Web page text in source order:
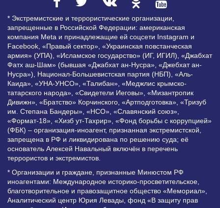
* Экстремистские и террористические организации,
запрещенные в Российской Федерации: американская
компания Meta и принадлежащие ей соцсети Instagram и
Facebook, «Правый сектор», «Украинская повстанческая
армия» (УПА), «Исламское государство» (ИГ, ИГИЛ), «Джабхат
Фатх аш-Шам» (бывшая «Джабхат ан-Нусра», «Джебхат ан-
Нусра»), Национал-Большевистская партия (НБП), «Аль-
Каида», «УНА-УНСО», «Талибан», «Меджлис крымско-
татарского народа», «Свидетели Иеговы», «Мизантропик
Дивижн», «Братство» Корчинского, «Артподготовка», «Тризуб
им. Степана Бандеры», «НСО», «Славянский союз»,
«Формат-18», «Хизб ут-Тахрир», «Фонд борьбы с коррупцией»
(ФБК) – организация-иноагент, признанная экстремистской,
запрещена в РФ и ликвидирована по решению суда; её
основатель Алексей Навальный включён в перечень
террористов и экстремистов.
* Организации и граждане, признанные Минюстом РФ
иноагентами: Международное историко-просветительское,
благотворительное и правозащитное общество «Мемориал»,
Аналитический центр Юрия Левады, фонд «В защиту прав